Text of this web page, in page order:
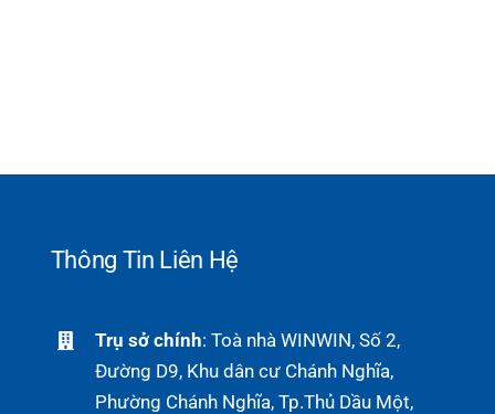
Thông Tin Liên Hệ
Trụ sở chính: Toà nhà WINWIN, Số 2,
Đường D9, Khu dân cư Chánh Nghĩa,
Phường Chánh Nghĩa, Tp.Thủ Dầu Một,